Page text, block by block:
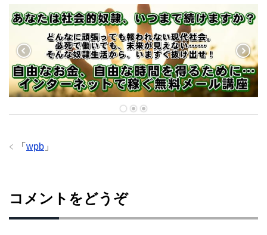
「 wpb 」
コメントをどうぞ